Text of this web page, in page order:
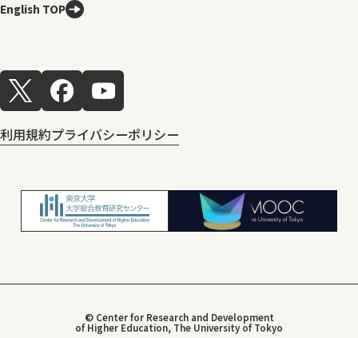
English TOP
利用規約プライバシーポリシー
© Center for Research and Development
of Higher Education, The University of Tokyo